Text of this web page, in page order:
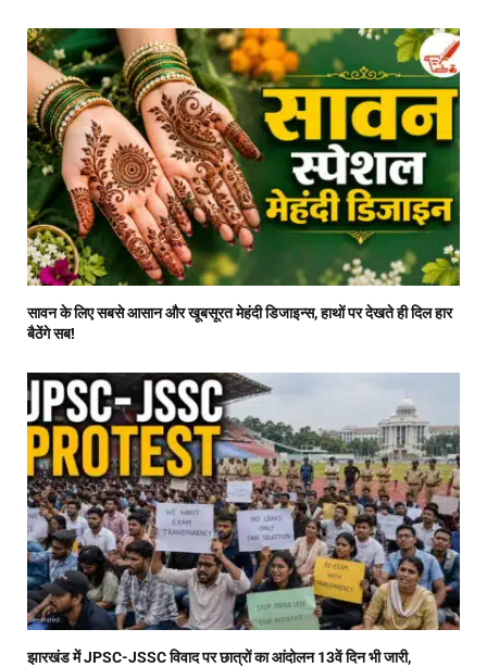
सावन के लिए सबसे आसान और खूबसूरत मेहंदी डिजाइन्स, हाथों पर देखते ही दिल हार
बैठेंगे सब!
झारखंड में JPSC-JSSC विवाद पर छात्रों का आंदोलन 13वें दिन भी जारी,